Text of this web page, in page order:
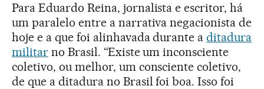
Para Eduardo Reina, jornalista e escritor, há
um paralelo entre a narrativa negacionista de
hoje e a que foi alinhavada durante aditadura
militarno Brasil. “Existe um inconsciente
coletivo, ou melhor, um consciente coletivo,
de que a ditadura no Brasil foi boa. Isso foi